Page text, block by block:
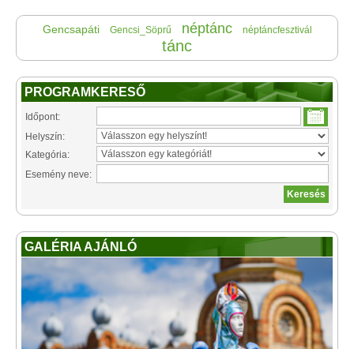
Gencsapáti Gencsi_Söprű néptánc néptáncfesztivál
tánc
PROGRAMKERESŐ
Időpont:
Helyszín:
Kategória:
Esemény neve:
GALÉRIA AJÁNLÓ